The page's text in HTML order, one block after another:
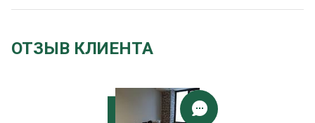
ОТЗЫВ КЛИЕНТА